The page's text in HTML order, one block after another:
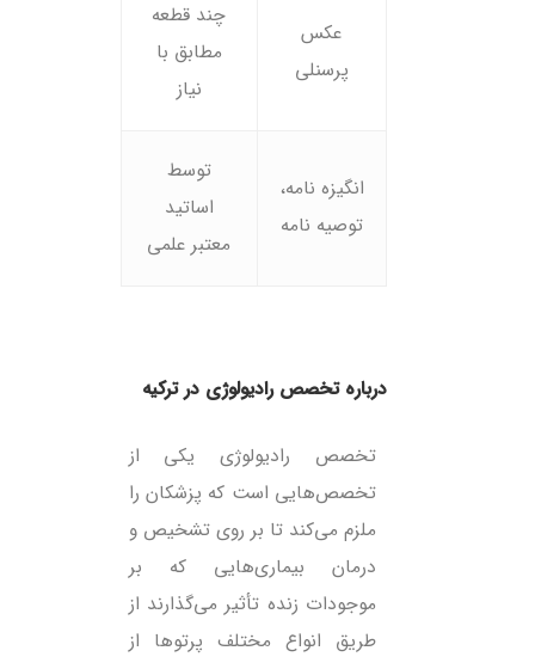
چند قطعه
مطابق با
نیاز
عکس
پرسنلی
توسط
اساتید
معتبر علمی
انگیزه نامه،
توصیه نامه
درباره تخصص رادیولوژی در ترکیه
تخصص رادیولوژی یکی از
تخصص‌هایی است که پزشکان را
ملزم می‌کند تا بر روی تشخیص و
درمان بیماری‌هایی که بر
موجودات زنده تأثیر می‌گذارند از
طریق انواع مختلف پرتوها از